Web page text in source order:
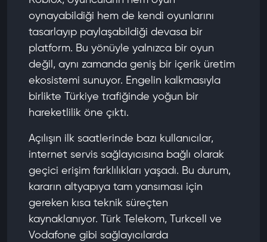
oynayabildiği hem de kendi oyunlarını
tasarlayıp paylaşabildiği devasa bir
platform. Bu yönüyle yalnızca bir oyun
değil, aynı zamanda geniş bir içerik üretim
ekosistemi sunuyor. Engelin kalkmasıyla
birlikte Türkiye trafiğinde yoğun bir
hareketlilik öne çıktı.
Açılışın ilk saatlerinde bazı kullanıcılar,
internet servis sağlayıcısına bağlı olarak
geçici erişim farklılıkları yaşadı. Bu durum,
kararın altyapıya tam yansıması için
gereken kısa teknik süreçten
kaynaklanıyor. Türk Telekom, Turkcell ve
Vodafone gibi sağlayıcılarda